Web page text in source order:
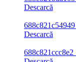
Descarcă
Descarcă